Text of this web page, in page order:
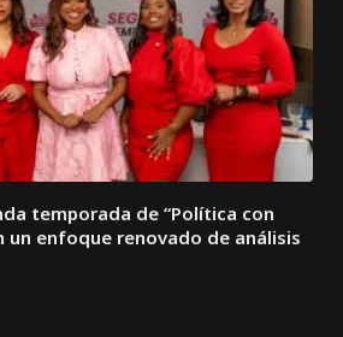
temporada de “Política con
un enfoque renovado de análisis